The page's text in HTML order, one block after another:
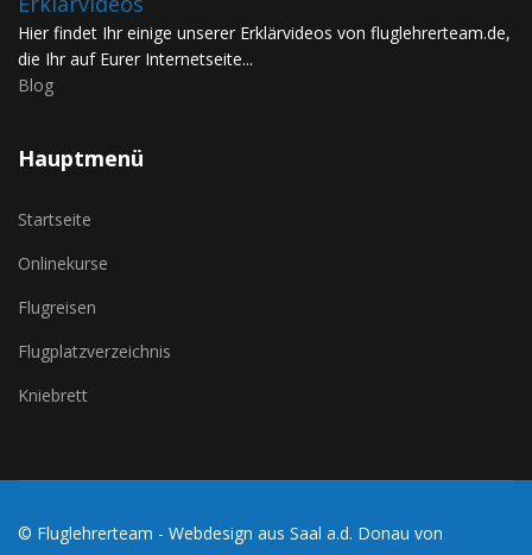
Hier findet Ihr einige unserer Erklärvideos von fluglehrerteam.de,
die Ihr auf Eurer Internetseite...
Blog
Hauptmenü
Startseite
Onlinekurse
Flugreisen
Flugplatzverzeichnis
Kniebrett
© Fluglehrerteam - Webdesign aus Saal a.d. Donau von